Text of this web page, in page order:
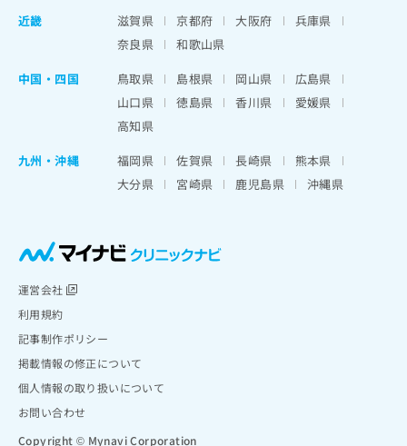
近畿
滋賀県 京都府 大阪府
兵庫県
奈良県
和歌山県
中国・四国
鳥取県 島根県 岡山県
広島県
山口県
徳島県 香川県
愛媛県
高知県
九州・沖縄
福岡県 佐賀県 長崎県
熊本県
大分県
宮崎県 鹿児島県 沖縄県
運営会社
利用規約
記事制作ポリシー
掲載情報の修正について
個人情報の取り扱いについて
お問い合わせ
Copyright © Mynavi Corporation